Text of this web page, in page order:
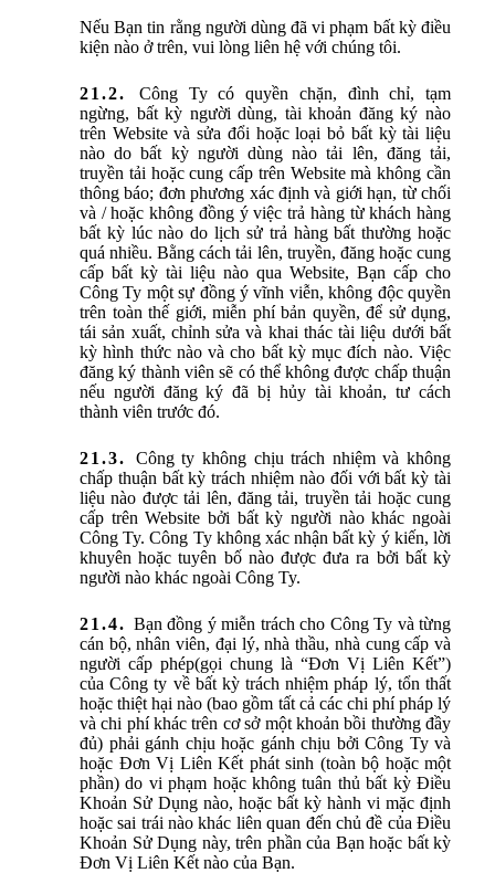
Nếu Bạn tin rằng người dùng đã vi phạm bất kỳ điều
kiện nào ở trên, vui lòng liên hệ với chúng tôi.
Công Ty có quyền chặn, đình chỉ, tạm
ngừng, bất kỳ người dùng, tài khoản đăng ký nào
trên Website và sửa đổi hoặc loại bỏ bất kỳ tài liệu
nào do bất kỳ người dùng nào tải lên, đăng tải,
truyền tải hoặc cung cấp trên Website mà không cần
thông báo; đơn phương xác định và giới hạn, từ chối
và / hoặc không đồng ý việc trả hàng từ khách hàng
bất kỳ lúc nào do lịch sử trả hàng bất thường hoặc
quá nhiều. Bằng cách tải lên, truyền, đăng hoặc cung
cấp bất kỳ tài liệu nào qua Website, Bạn cấp cho
Công Ty một sự đồng ý vĩnh viễn, không độc quyền
trên toàn thế giới, miễn phí bản quyền, để sử dụng,
tái sản xuất, chỉnh sửa và khai thác tài liệu dưới bất
kỳ hình thức nào và cho bất kỳ mục đích nào. Việc
đăng ký thành viên sẽ có thể không được chấp thuận
nếu người đăng ký đã bị hủy tài khoản, tư cách
thành viên trước đó.
Công ty không chịu trách nhiệm và không
chấp thuận bất kỳ trách nhiệm nào đối với bất kỳ tài
liệu nào được tải lên, đăng tải, truyền tải hoặc cung
cấp trên Website bởi bất kỳ người nào khác ngoài
Công Ty. Công Ty không xác nhận bất kỳ ý kiến, lời
khuyên hoặc tuyên bố nào được đưa ra bởi bất kỳ
người nào khác ngoài Công Ty.
Bạn đồng ý miễn trách cho Công Ty và từng
cán bộ, nhân viên, đại lý, nhà thầu, nhà cung cấp và
người cấp phép(gọi chung là “Đơn Vị Liên Kết”)
của Công ty về bất kỳ trách nhiệm pháp lý, tổn thất
hoặc thiệt hại nào (bao gồm tất cả các chi phí pháp lý
và chi phí khác trên cơ sở một khoản bồi thường đầy
đủ) phải gánh chịu hoặc gánh chịu bởi Công Ty và
hoặc Đơn Vị Liên Kết phát sinh (toàn bộ hoặc một
phần) do vi phạm hoặc không tuân thủ bất kỳ Điều
Khoản Sử Dụng nào, hoặc bất kỳ hành vi mặc định
hoặc sai trái nào khác liên quan đến chủ đề của Điều
Khoản Sử Dụng này, trên phần của Bạn hoặc bất kỳ
Đơn Vị Liên Kết nào của Bạn.